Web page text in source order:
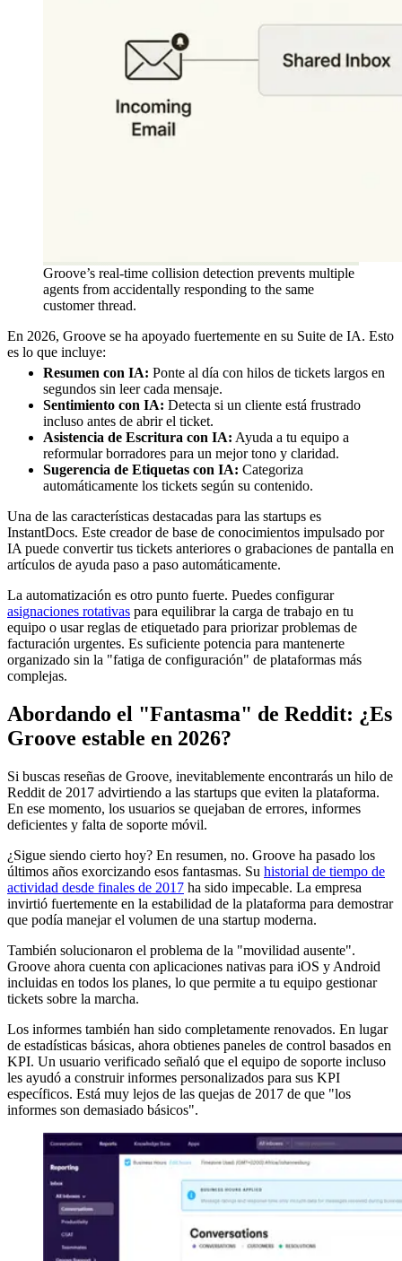
Groove’s real-time collision detection prevents multiple
agents from accidentally responding to the same
customer thread.
En 2026, Groove se ha apoyado fuertemente en su Suite de IA. Esto
es lo que incluye:
Resumen con IA: Ponte al día con hilos de tickets largos en
segundos sin leer cada mensaje.
Sentimiento con IA: Detecta si un cliente está frustrado
incluso antes de abrir el ticket.
Asistencia de Escritura con IA: Ayuda a tu equipo a
reformular borradores para un mejor tono y claridad.
Sugerencia de Etiquetas con IA: Categoriza
automáticamente los tickets según su contenido.
Una de las características destacadas para las startups es
InstantDocs. Este creador de base de conocimientos impulsado por
IA puede convertir tus tickets anteriores o grabaciones de pantalla en
artículos de ayuda paso a paso automáticamente.
La automatización es otro punto fuerte. Puedes configurar
asignaciones rotativas para equilibrar la carga de trabajo en tu
equipo o usar reglas de etiquetado para priorizar problemas de
facturación urgentes. Es suficiente potencia para mantenerte
organizado sin la "fatiga de configuración" de plataformas más
complejas.
Abordando el "Fantasma" de Reddit: ¿Es
Groove estable en 2026?
Si buscas reseñas de Groove, inevitablemente encontrarás un hilo de
Reddit de 2017 advirtiendo a las startups que eviten la plataforma.
En ese momento, los usuarios se quejaban de errores, informes
deficientes y falta de soporte móvil.
¿Sigue siendo cierto hoy? En resumen, no. Groove ha pasado los
últimos años exorcizando esos fantasmas. Su historial de tiempo de
actividad desde finales de 2017 ha sido impecable. La empresa
invirtió fuertemente en la estabilidad de la plataforma para demostrar
que podía manejar el volumen de una startup moderna.
También solucionaron el problema de la "movilidad ausente".
Groove ahora cuenta con aplicaciones nativas para iOS y Android
incluidas en todos los planes, lo que permite a tu equipo gestionar
tickets sobre la marcha.
Los informes también han sido completamente renovados. En lugar
de estadísticas básicas, ahora obtienes paneles de control basados en
KPI. Un usuario verificado señaló que el equipo de soporte incluso
les ayudó a construir informes personalizados para sus KPI
específicos. Está muy lejos de las quejas de 2017 de que "los
informes son demasiado básicos".